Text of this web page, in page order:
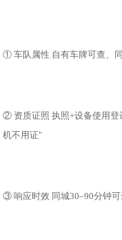
① 车队属性 自有车牌可查、
② 资质证照 执照+设备使用登
机不用证"
③ 响应时效 同城30–90分钟